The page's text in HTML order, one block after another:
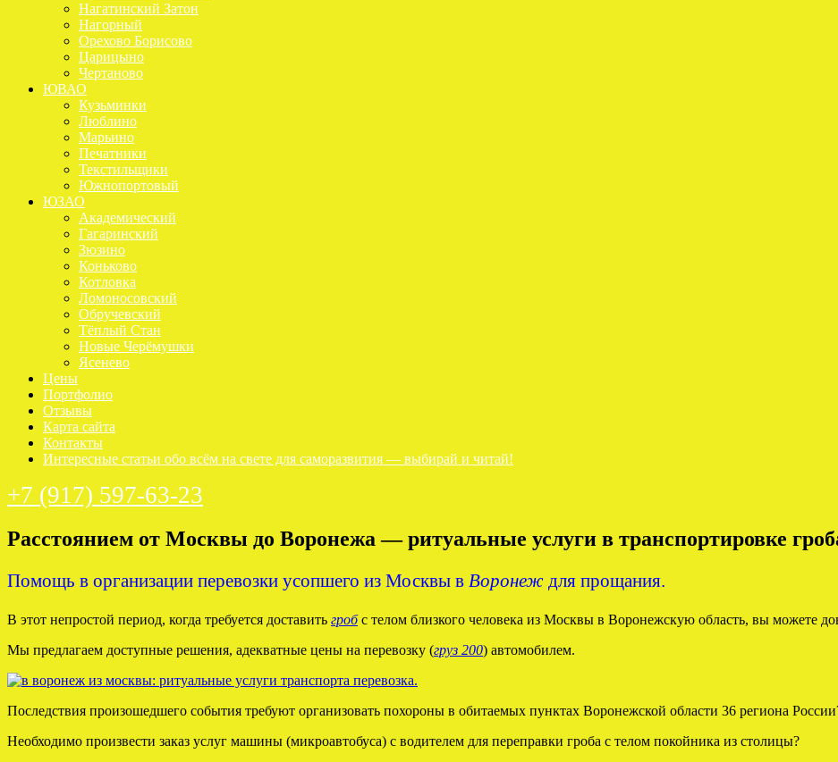
Нагатинский Затон
Нагорный
Орехово Борисово
Царицыно
Чертаново
ЮВАО
Кузьминки
Люблино
Марьино
Печатники
Текстильщики
Южнопортовый
ЮЗАО
Академический
Гагаринский
Зюзино
Коньково
Котловка
Ломоносовский
Обручевский
Тёплый Стан
Новые Черёмушки
Ясенево
Цены
Портфолио
Отзывы
Карта сайта
Контакты
Интересные статьи обо всём на свете для саморазвития — выбирай и читай!
+7 (917) 597-63-23
Расстоянием от Москвы до Воронежа — ритуальные услуги в транспортировке
Помощь в организации перевозки усопшего из Москвы в Воронеж для прощания.
В этот непростой период, когда требуется доставить гробс телом близкого человека из Москвы в Воронежскую область, вы можете
Мы предлагаем доступные решения, адекватные цены на перевозку (груз 200) автомобилем.
Последствия произошедшего события требуют организовать похороны в обитаемых пунктах Воронежской области 36 региона
Необходимо произвести заказ услуг машины (микроавтобуса) с водителем для переправки гроба с телом покойника из столицы?